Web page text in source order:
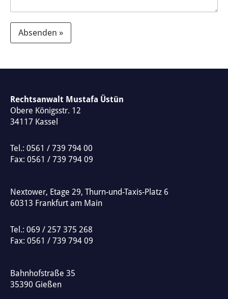
Absenden »
e
r
n
t
v
e
Rechtsanwalt Mustafa Üstün
Obere Königsstr. 12
34117 Kassel
Tel.: 0561 / 739 794 00
Fax: 0561 / 739 794 09
Nextower, Etage 29, Thurn-und-Taxis-Platz 6
60313 Frankfurt am Main
Tel.: 069 / 257 375 268
Fax: 0561 / 739 794 09
Bahnhofstraße 35
35390 Gießen